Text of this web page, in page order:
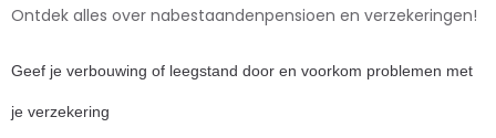
Ontdek alles over nabestaandenpensioen en verzekeringen!
Geef je verbouwing of leegstand door en voorkom problemen met
je verzekering